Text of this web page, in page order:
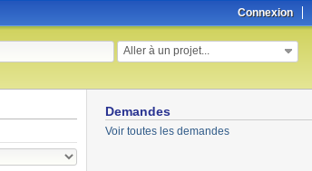
Connexion
Aller à un projet...
Demandes
Voir toutes les demandes